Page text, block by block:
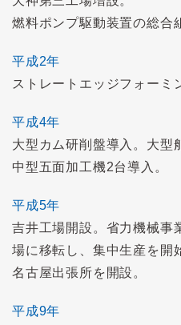
燃料ポンプ駆動装置の総合
平成2年
ストレートエッジフォーミ
平成4年
大型カム研削盤導入。大型
中型五面加工機2台導入。
平成5年
吉井工場開設。省力機械事
場に移転し、集中生産を開
名古屋出張所を開設。
平成9年